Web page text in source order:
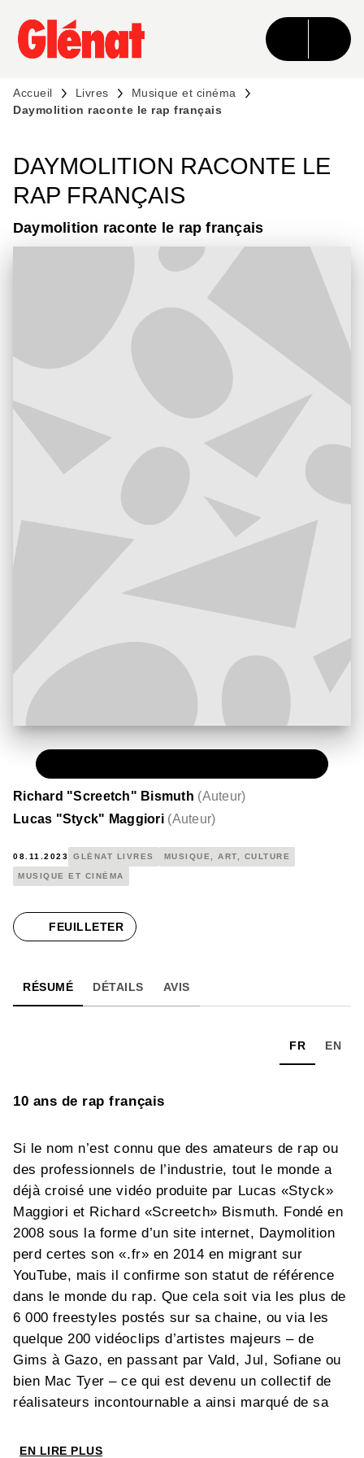
MENU RECHERCHE CONTENU
PIED DE PAGE
Accueil Livres
Musique et cinéma
Daymolition raconte le rap français
DAYMOLITION RACONTE LE
RAP FRANÇAIS
Daymolition raconte le rap français
Richard "Screetch" Bismuth (Auteur)
Lucas "Styck" Maggiori (Auteur)
08.11.2023 GLÉNAT LIVRES MUSIQUE, ART, CULTURE
MUSIQUE ET CINÉMA
FEUILLETER
RÉSUMÉ DÉTAILS AVIS
FR EN
10 ans de rap français
Si le nom n’est connu que des amateurs de rap ou
des professionnels de l’industrie, tout le monde a
déjà croisé une vidéo produite par Lucas «Styck»
Maggiori et Richard «Screetch» Bismuth. Fondé en
2008 sous la forme d’un site internet, Daymolition
perd certes son «.fr» en 2014 en migrant sur
YouTube, mais il confirme son statut de référence
dans le monde du rap. Que cela soit via les plus de
6 000 freestyles postés sur sa chaine, ou via les
quelque 200 vidéoclips d’artistes majeurs – de
Gims à Gazo, en passant par Vald, Jul, Sofiane ou
bien Mac Tyer – ce qui est devenu un collectif de
réalisateurs incontournable a ainsi marqué de sa
une évidence, c’est aussi à Daymolition que Franck
EN LIRE PLUS